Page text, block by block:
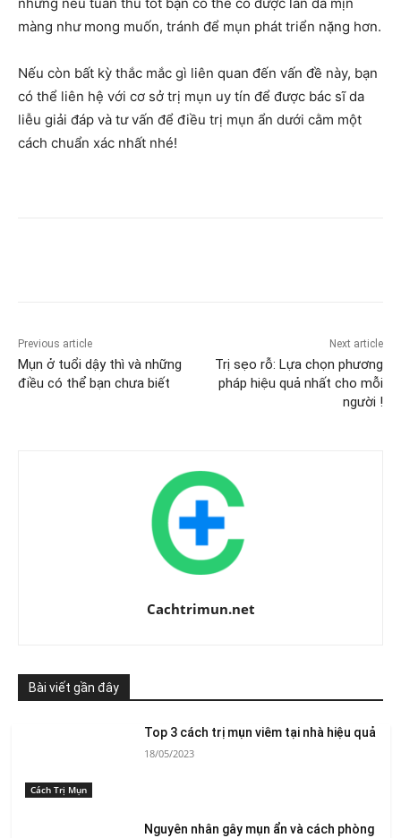
màng như mong muốn, tránh để mụn phát triển nặng hơn.
Nếu còn bất kỳ thắc mắc gì liên quan đến vấn đề này, bạn
có thể liên hệ với cơ sở trị mụn uy tín để được bác sĩ da
liễu giải đáp và tư vấn để điều trị mụn ẩn dưới cằm một
cách chuẩn xác nhất nhé!
Previous article
Mụn ở tuổi dậy thì và những
điều có thể bạn chưa biết
Next article
Trị sẹo rỗ: Lựa chọn phương
pháp hiệu quả nhất cho mỗi
người !
Cachtrimun.net
Bài viết gần đây
Cách Trị Mụn
Top 3 cách trị mụn viêm tại nhà hiệu quả
18/05/2023
Nguyên nhân gây mụn ẩn và cách phòng